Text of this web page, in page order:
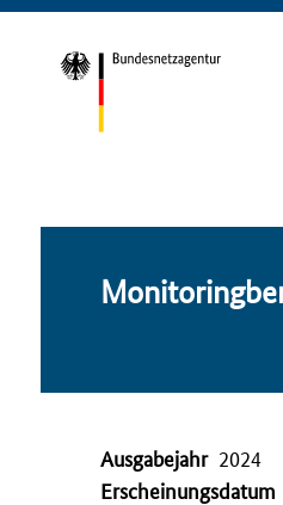
Ausgabejahr 2024
Erscheinungsdatum